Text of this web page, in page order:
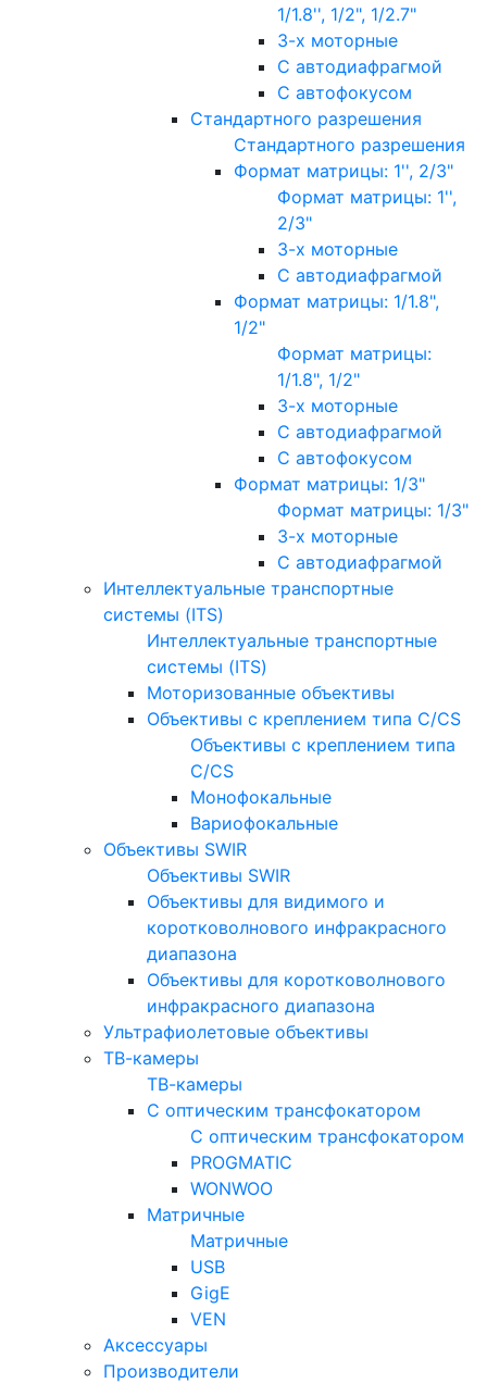
1/1.8'', 1/2", 1/2.7"
3-х моторные
С автодиафрагмой
С автофокусом
Стандартного разрешения
Стандартного разрешения
Формат матрицы: 1'', 2/3"
Формат матрицы: 1'',
2/3"
3-х моторные
С автодиафрагмой
Формат матрицы: 1/1.8",
1/2"
Формат матрицы:
1/1.8", 1/2"
3-х моторные
С автодиафрагмой
С автофокусом
Формат матрицы: 1/3"
Формат матрицы: 1/3"
3-х моторные
С автодиафрагмой
Интеллектуальные транспортные
системы (ITS)
Интеллектуальные транспортные
системы (ITS)
Моторизованные объективы
Объективы с креплением типа C/CS
Объективы с креплением типа
C/CS
Монофокальные
Вариофокальные
Объективы SWIR
Объективы SWIR
Объективы для видимого и
коротковолнового инфракрасного
диапазона
Объективы для коротковолнового
инфракрасного диапазона
Ультрафиолетовые объективы
ТВ-камеры
ТВ-камеры
С оптическим трансфокатором
С оптическим трансфокатором
PROGMATIC
WONWOO
Матричные
Матричные
USB
GigE
VEN
Аксессуары
Производители